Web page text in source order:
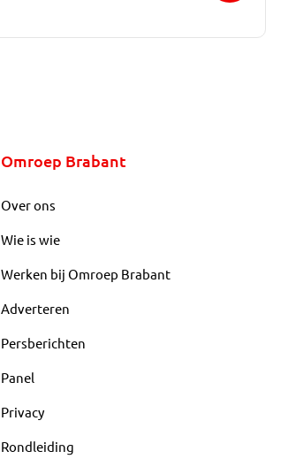
Omroep Brabant
Over ons
Wie is wie
Werken bij Omroep Brabant
Adverteren
Persberichten
Panel
Privacy
Rondleiding